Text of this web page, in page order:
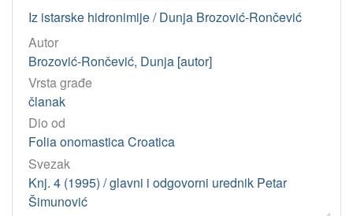
Iz istarske hidronimije / Dunja Brozović-Rončević
Autor
Brozović-Rončević, Dunja [autor]
Vrsta građe
članak
Dio od
Folia onomastica Croatica
Svezak
Knj. 4 (1995) / glavni i odgovorni urednik Petar
Šimunović